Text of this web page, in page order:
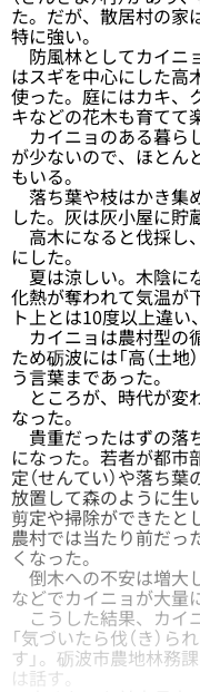
た。だが、散居村の家
特に強い。
防風林としてカイニ
はスギを中心にした高
使った。庭にはカキ、
キなどの花木も育てて
カイニョのある暮ら
が少ないので、ほとん
もいる。
落ち葉や枝はかき集
した。灰は灰小屋に貯
高木になると伐採し
にした。
夏は涼しい。木陰に
化熱が奪われて気温が
ト上とは10度以上違い
カイニョは農村型の
ため砺波には「高（土
う言葉まであった。
ところが、時代が変
なった。
貴重だったはずの落
になった。若者が都市
定（せんてい）や落ち
放置して森のように生
剪定や掃除ができたと
農村では当たり前だっ
くなった。
倒木への不安は増大
などでカイニョが大量
こうした結果、カイ
「気づいたら伐（き）
す」。砺波市農地林務
は話す。